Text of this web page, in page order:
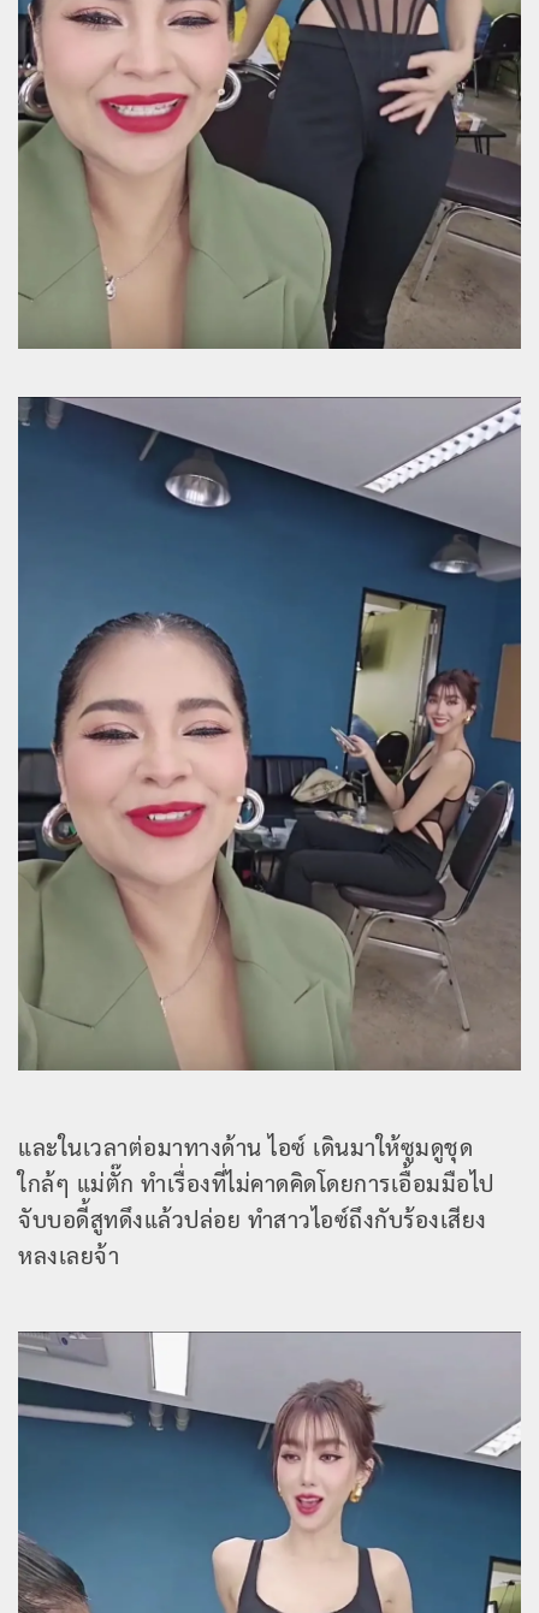
และในเวลาต่อมาทางด้าน ไอซ์ เดินมาให้ซูมดูชุด
ใกล้ๆ แม่ตั๊ก ทำเรื่องที่ไม่คาดคิดโดยการเอื้อมมือไป
จับบอดี้สูทดึงแล้วปล่อย ทำสาวไอซ์ถึงกับร้องเสียง
หลงเลยจ้า